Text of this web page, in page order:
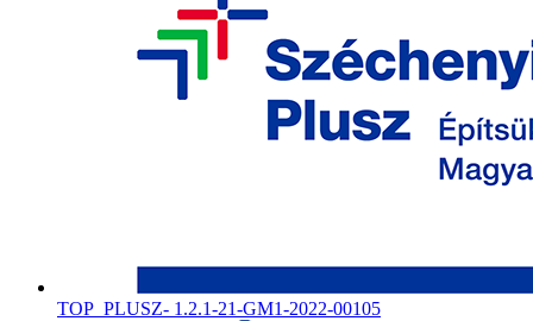
TOP_PLUSZ- 1.2.1-21-GM1-2022-00105